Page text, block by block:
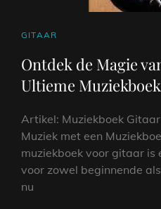
CAT
GITAAR
Ontdek de Magie
Ultieme
Artikel: Muziekboek
Muziek met een
muziekboek voor gitaar is
voor zowel beginnende
nu